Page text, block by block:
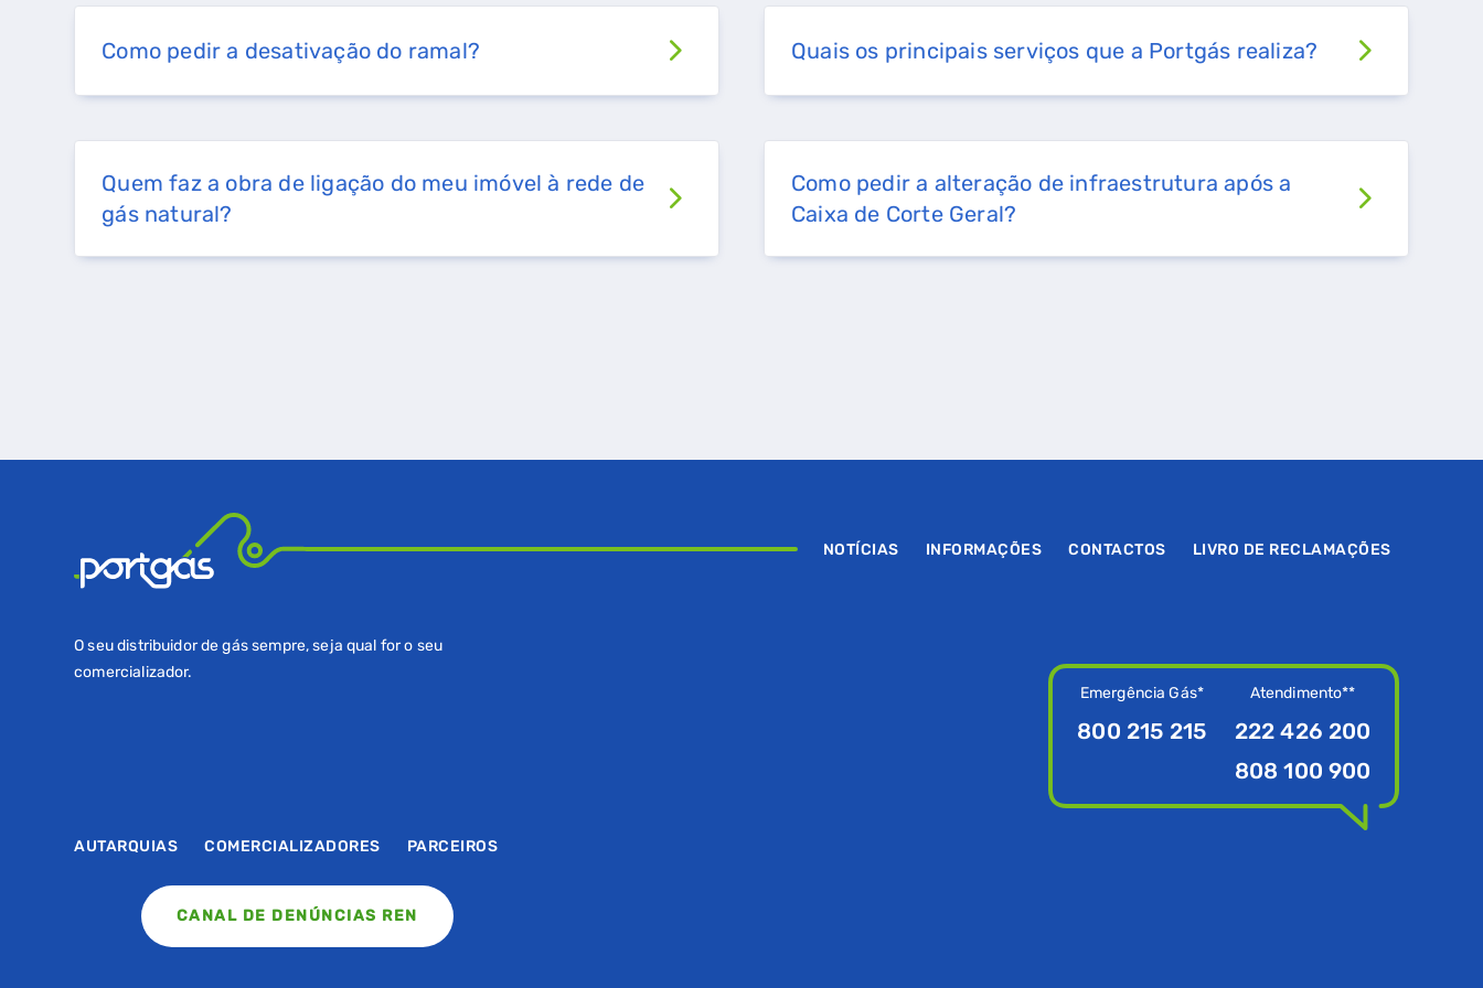
Como pedir a desativação do ramal? Quais os principais serviços que a Portgás realiza?
Quem faz a obra de ligação do meu imóvel à rede de
gás natural?
Como pedir a alteração de infraestrutura após a
Caixa de Corte Geral?
O seu distribuidor de gás sempre, seja qual for o seu
comercializador.
NOTÍCIAS INFORMAÇÕES CONTACTOS LIVRO DE RECLAMAÇÕES
Emergência Gás*
800 215 215
Atendimento**
222 426 200
808 100 900
AUTARQUIAS COMERCIALIZADORES PARCEIROS
CANAL DE DENÚNCIAS REN